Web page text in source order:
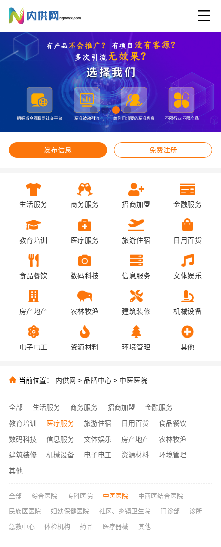
发布信息 免费注册
生活服务 商务服务 招商加盟 金融服务
教育培训 医疗服务 旅游住宿 日用百货
食品餐饮 数码科技 信息服务 文体娱乐
房产地产 农林牧渔 建筑装修 机械设备
电子电工 资源材料 环境管理 其他
当前位置： 内供网 > 品牌中心 > 中医医院
全部 生活服务 商务服务 招商加盟
金融服务
教育培训
医疗服务 旅游住宿 日用百货
食品餐饮
数码科技
信息服务 文体娱乐 房产地产
农林牧渔
建筑装修
机械设备 电子电工 资源材料
环境管理
其他
全部 综合医院 专科医院 中医医院 中西医结合医院
民族医医院 妇幼保健医院 社区、乡镇卫生院 门诊部 诊所
急救中心 体检机构 药品 医疗器械 其他